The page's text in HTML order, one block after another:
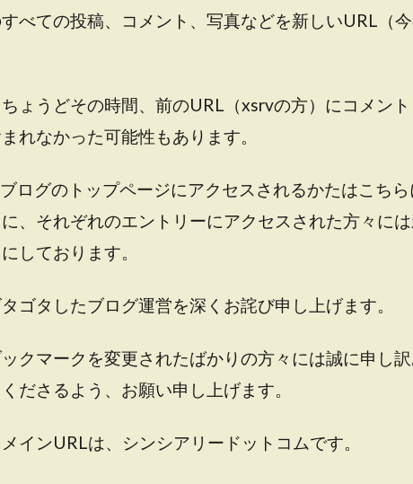
べての投稿、コメント、写真などを新しいURL（
ょうどその時間、前のURL（xsrvの方）にコメン
れなかった可能性もあります。
ログのトップページにアクセスされるかたはこち
に、それぞれのエントリーにアクセスされた方々に
しております。
ゴタしたブログ運営を深くお詫び申し上げます。
クマークを変更されたばかりの方々には誠に申し
ださるよう、お願い申し上げます。
インURLは、シンシアリードットコムです。